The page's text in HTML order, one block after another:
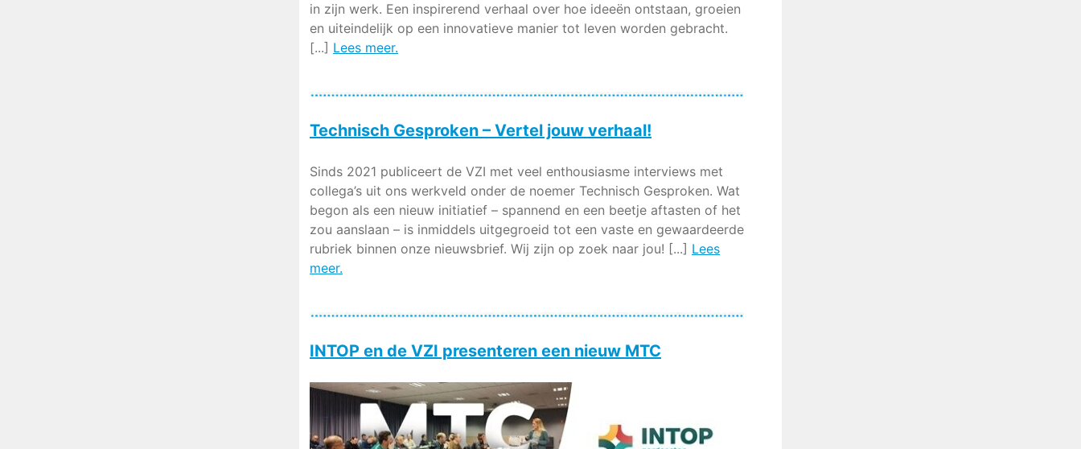
in zijn werk. Een inspirerend verhaal over hoe ideeën ontstaan, groeien
en uiteindelijk op een innovatieve manier tot leven worden gebracht.
[...] Lees meer.
Technisch Gesproken – Vertel jouw verhaal!
Sinds 2021 publiceert de VZI met veel enthousiasme interviews met
collega’s uit ons werkveld onder de noemer Technisch Gesproken. Wat
begon als een nieuw initiatief – spannend en een beetje aftasten of het
zou aanslaan – is inmiddels uitgegroeid tot een vaste en gewaardeerde
rubriek binnen onze nieuwsbrief. Wij zijn op zoek naar jou! [...] Lees
meer.
INTOP en de VZI presenteren een nieuw MTC